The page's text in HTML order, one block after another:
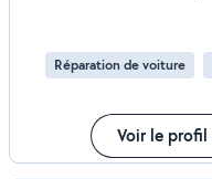
Réparation de voiture
Voir le profil